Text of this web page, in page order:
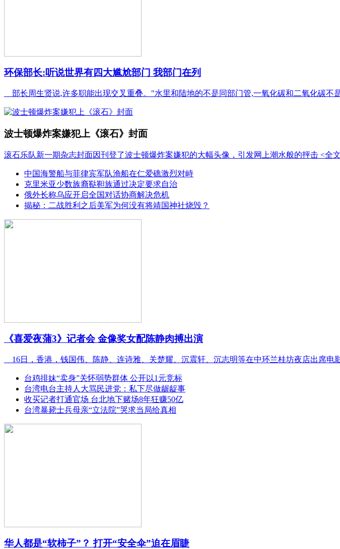
环保部长:听说世界有四大尴尬部门 我部门在列
部长周生贤说,许多职能出现交叉重叠。"水里和陆地的不是同部门管,一氧化碳和二氧化碳不
波士顿爆炸案嫌犯上《滚石》封面
滚石乐队新一期杂志封面因刊登了波士顿爆炸案嫌犯的大幅头像，引发网上潮水般的抨击 <全
中国海警船与菲律宾军队渔船在仁爱礁激烈对峙
克里米亚少数族裔鞑靼族通过决定要求自治
俄外长称乌应开启全国对话协商解决危机
揭秘：二战胜利之后美军为何没有将靖国神社烧毁？
《喜爱夜蒲3》记者会 金像奖女配陈静肉搏出演
16日，香港，钱国伟、陈静、连诗雅、关楚耀、沉震轩、沉志明等在中环兰桂坊夜店出席电
台鸡排妹“卖身”关怀弱势群体 公开以1元竞标
台湾电台主持人大骂民进党：私下尽做龌龊事
收买记者打通官场 台北地下赌场8年狂赚50亿
台湾暴毙士兵母亲“立法院”哭求当局给真相
华人都是“软柿子”？ 打开“安全伞”迫在眉睫